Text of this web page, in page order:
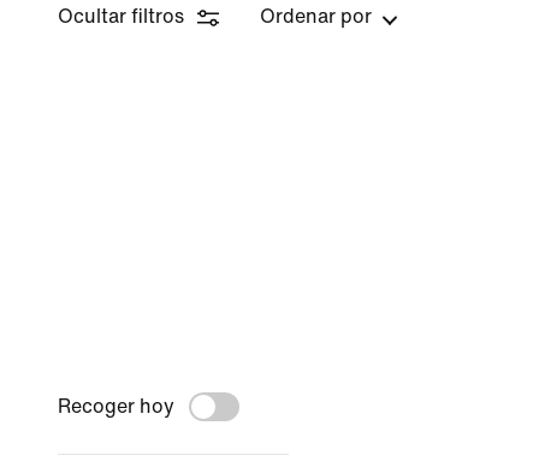
Ocultar filtros Ordenar por
Recoger hoy